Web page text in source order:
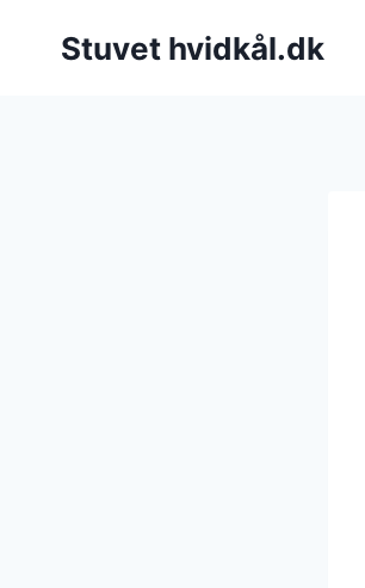
Stuvet hvidkål.dk